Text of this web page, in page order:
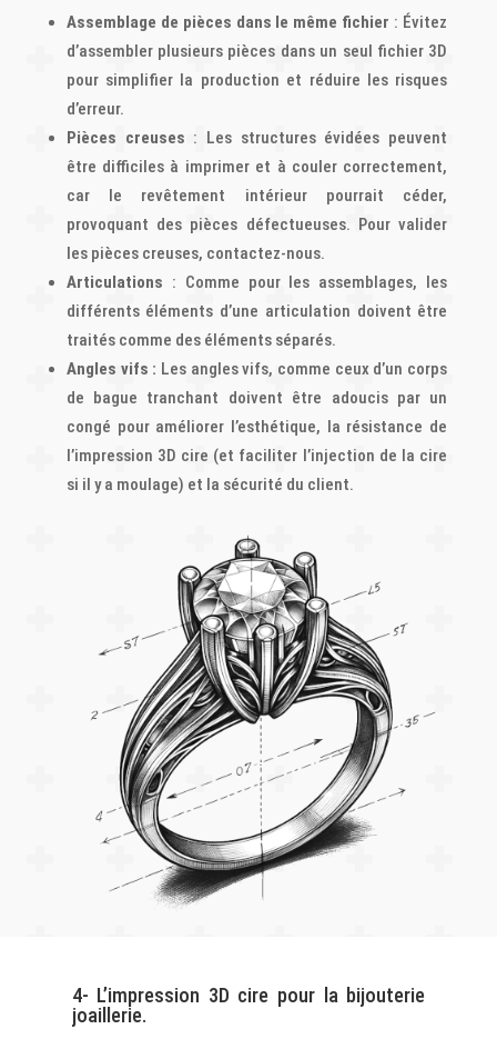
Assemblage de pièces dans le même fichier : Évitez
d’assembler plusieurs pièces dans un seul fichier 3D
pour simplifier la production et réduire les risques
d’erreur.
Pièces creuses : Les structures évidées peuvent
être difficiles à imprimer et à couler correctement,
car le revêtement intérieur pourrait céder,
provoquant des pièces défectueuses. Pour valider
les pièces creuses, contactez-nous.
Articulations : Comme pour les assemblages, les
différents éléments d’une articulation doivent être
traités comme des éléments séparés.
Angles vifs : Les angles vifs, comme ceux d’un corps
de bague tranchant doivent être adoucis par un
congé pour améliorer l’esthétique, la résistance de
l’impression 3D cire (et faciliter l’injection de la cire
si il y a moulage) et la sécurité du client.
4- L’impression 3D cire pour la bijouterie
joaillerie.